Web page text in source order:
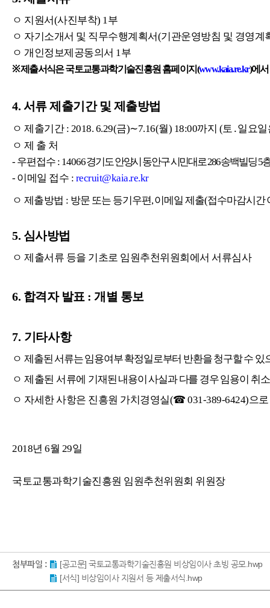
ㅇ 지원서(사진부착) 1부
ㅇ 자기소개서 및 직무수행계획서(기관운영방침 및 경영계
ㅇ 개인정보제공동의서 1부
※제출서식은국토교통과학기술진흥원 홈페이지 (www.kaia.re.kr)에서
4. 서류 제출기간 및 제출방법
ㅇ 제출기간 : 2018. 6.29(금)∼7.16(월) 18:00까지 (토 ․일요일
ㅇ 제 출 처
- 우편접수 : 14066경기도 안양시 동안구 시민대로286송백빌딩5
- 이메일 접수 : recruit@kaia.re.kr
ㅇ 제출방법 : 방문 또는 등기우편,이메일 제출(접수마감시간
5. 심사방법
ㅇ 제출서류 등을 기초로 임원추천위원회에서 서류심사
6. 합격자 발표 : 개별 통보
7. 기타사항
ㅇ 제출된 서류는 임용여부 확정일로부터 반환을 청구할 수 있
ㅇ 제출된 서류에 기재된 내용이 사실과 다를 경우 임용이 취
ㅇ 자세한 사항은 진흥원 가치경영실(☎ 031-389-6424)으로
2018년 6월 29일
국토교통과학기술진흥원 임원추천위원회 위원장
첨부파일 :
[공고문] 국토교통과학기술진흥원 비상임이사 초빙 공모.hwp
[서식] 비상임이사 지원서 등 제출서식.hwp